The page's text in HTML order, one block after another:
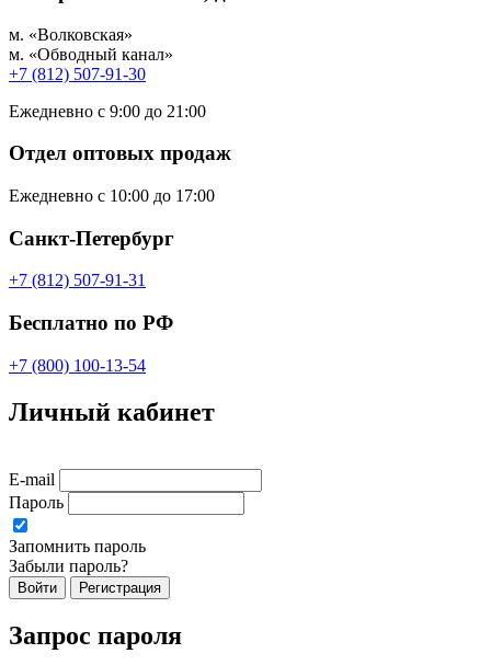
м. «Волковская»
м. «Обводный канал»
+7 (812) 507-91-30
Ежедневно с 9:00 до 21:00
Отдел оптовых продаж
Ежедневно с 10:00 до 17:00
Санкт-Петербург
+7 (812) 507-91-31
Бесплатно по РФ
+7 (800) 100-13-54
Личный кабинет
E-mail
Пароль
Запомнить пароль
Забыли пароль?
Войти Регистрация
Запрос пароля